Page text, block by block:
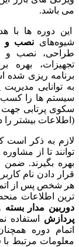
باشد.
دوره ها با
نصب و راه
نصب و
بهره
ریزی شده
توانایی مدیریت
ها را کسب
پرتابی جهت
بیشتر را در
به ذکر است که
تا از
بگیرند. ضمن
دادن نام
شخص پس از اتمام
اطلاعات
مدار بستهو
استفاده
دوره
مرتبط با